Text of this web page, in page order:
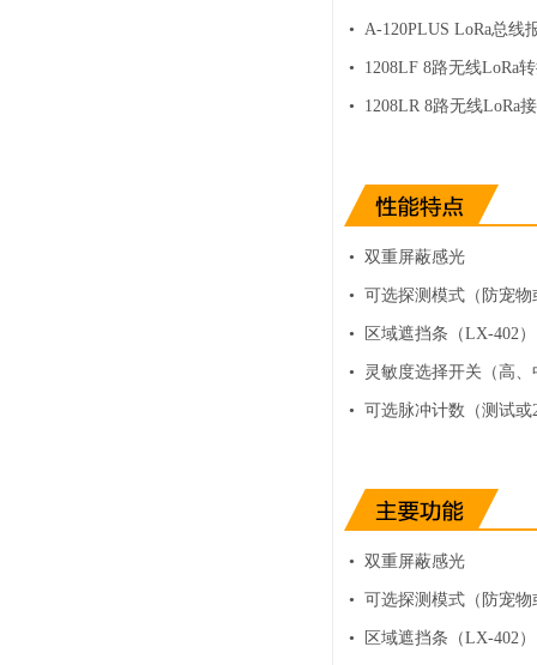
• A-120PLUS LoRa总线
• 1208LF 8路无线LoRa
• 1208LR 8路无线LoRa
• 双重屏蔽感光
• 可选探测模式（防宠物
• 区域遮挡条（LX-402）
• 灵敏度选择开关（高、
• 可选脉冲计数（测试或
• 双重屏蔽感光
• 可选探测模式（防宠物
• 区域遮挡条（LX-402）